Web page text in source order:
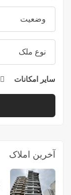
وضعیت
نوع ملک
سایر امکانات
آخرین املاک